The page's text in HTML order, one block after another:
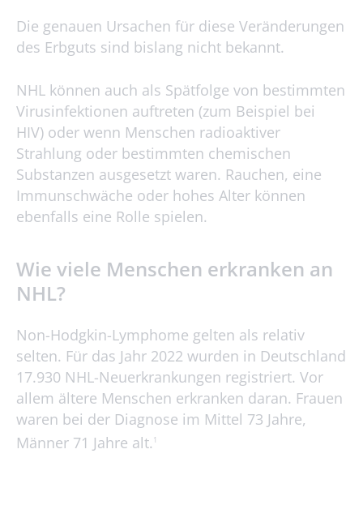
Die genauen Ursachen für diese Veränderungen
des Erbguts sind bislang nicht bekannt.
NHL können auch als Spätfolge von bestimmten
Virusinfektionen auftreten (zum Beispiel bei
HIV) oder wenn Menschen radioaktiver
Strahlung oder bestimmten chemischen
Substanzen ausgesetzt waren. Rauchen, eine
Immunschwäche oder hohes Alter können
ebenfalls eine Rolle spielen.
Wie viele Menschen erkranken an
NHL?
Non-Hodgkin-Lymphome gelten als relativ
selten. Für das Jahr 2022 wurden in Deutschland
17.930 NHL-Neuerkrankungen registriert. Vor
allem ältere Menschen erkranken daran. Frauen
waren bei der Diagnose im Mittel 73 Jahre,
Männer 71 Jahre alt. 1